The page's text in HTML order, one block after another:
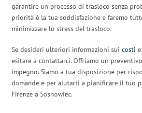
garantire un processo di trasloco senza
priorità è la tua soddisfazione e faremo
minimizzare lo stress del trasloco.
Se desideri ulteriori informazioni sui costi
esitare a contattarci. Offriamo un
impegno. Siamo a tua disposizione per
domande e per aiutarti a pianificare il tuo
Firenze a Sosnowiec.